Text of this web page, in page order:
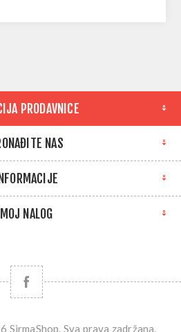
PRODAVNICE
NAS
MOJ NALOG
Sva prava zadržana.